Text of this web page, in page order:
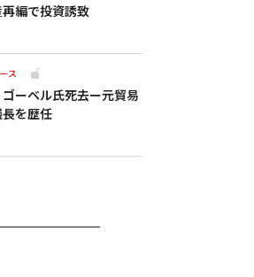
編で投資誘致
ス
ーベル氏死去ー元貿易
を歴任